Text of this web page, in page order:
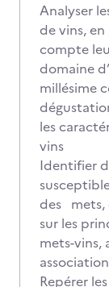
Analyser
de vins,
compte
domaine
millésime
les
vins
Identifier
des mets,
sur les
mets-vins,
Repérer